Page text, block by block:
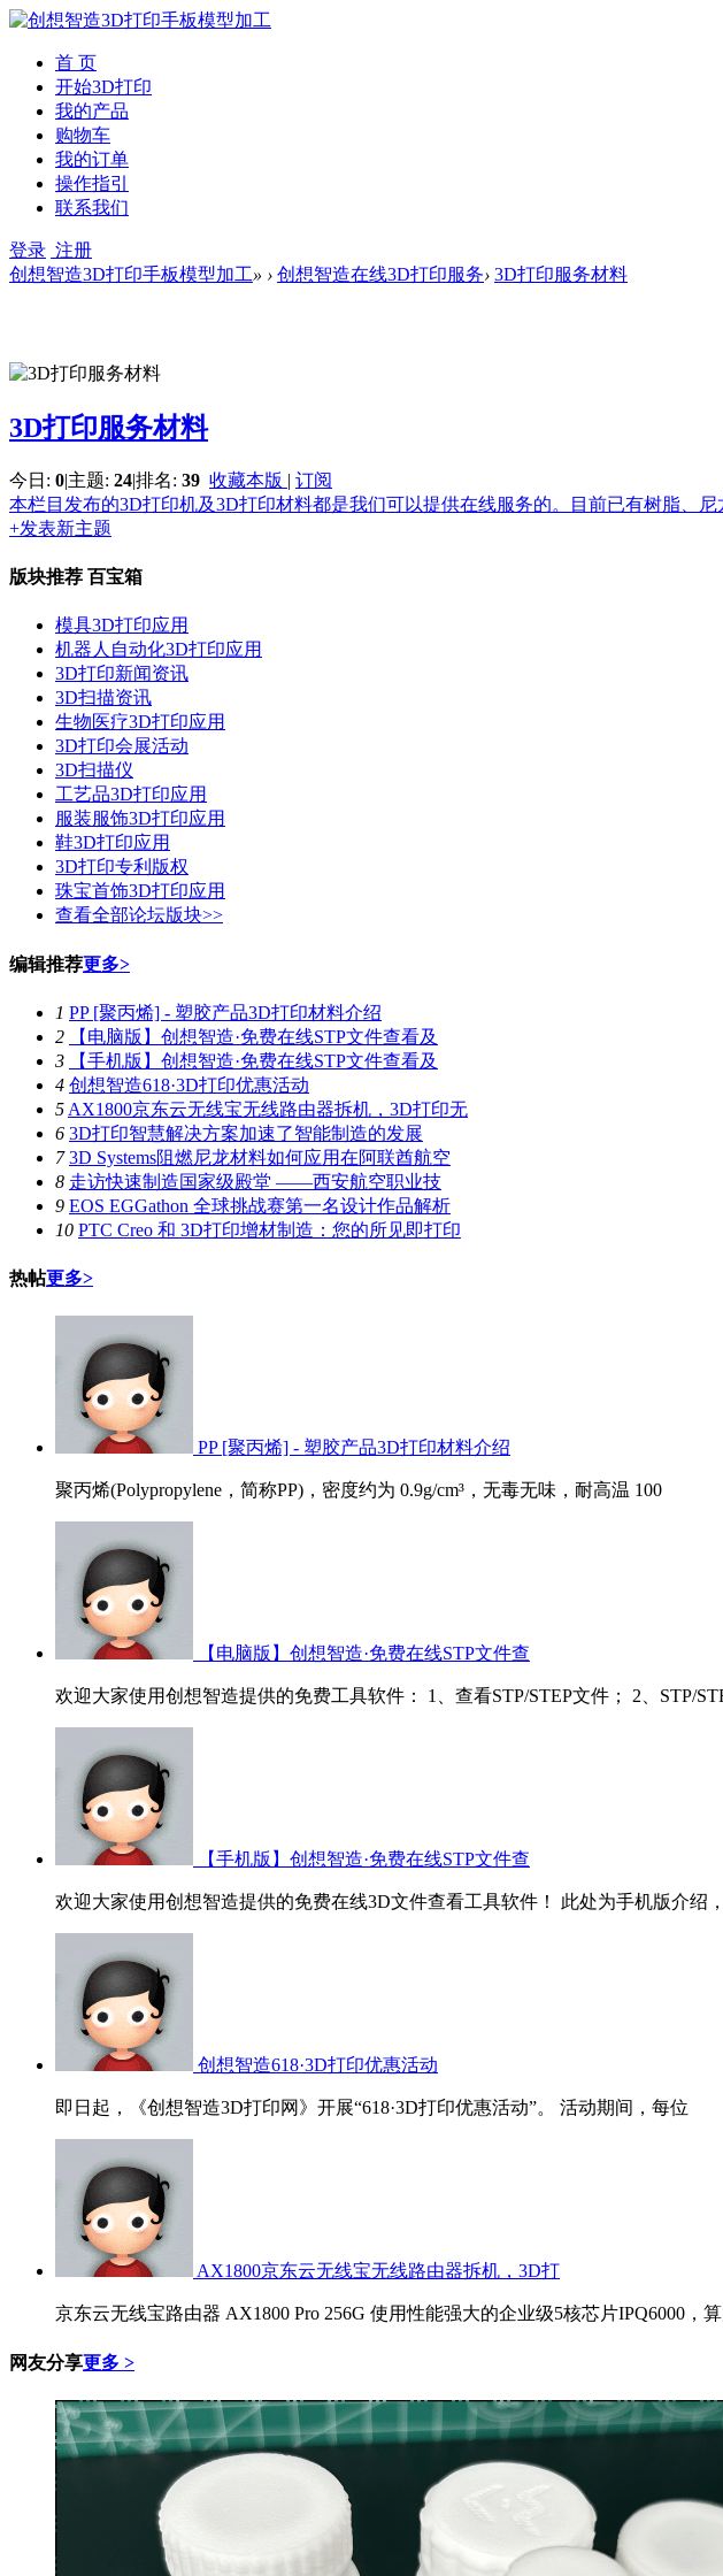
首 页
开始3D打印
我的产品
购物车
我的订单
操作指引
联系我们
登录 注册
创想智造3D打印手板模型加工» › 创想智造在线3D打印服务› 3D打印服务材料
3D打印服务材料
今日: 0|主题: 24|排名: 39 收藏本版 | 订阅
本栏目发布的3D打印机及3D打印材料都是我们可以提供在线服务的。目前已有树脂、
+发表新主题
版块推荐 百宝箱
模具3D打印应用
机器人自动化3D打印应用
3D打印新闻资讯
3D扫描资讯
生物医疗3D打印应用
3D打印会展活动
3D扫描仪
工艺品3D打印应用
服装服饰3D打印应用
鞋3D打印应用
3D打印专利版权
珠宝首饰3D打印应用
查看全部论坛版块>>
编辑推荐更多>
1 PP [聚丙烯] - 塑胶产品3D打印材料介绍
2
【电脑版】创想智造·免费在线STP文件查看及
3
【手机版】创想智造·免费在线STP文件查看及
4 创想智造618·3D打印优惠活动
5 AX1800京东云无线宝无线路由器拆机，3D打印无
6 3D打印智慧解决方案加速了智能制造的发展
7 3D Systems阻燃尼龙材料如何应用在阿联酋航空
8 走访快速制造国家级殿堂 ——西安航空职业技
9 EOS EGGathon 全球挑战赛第一名设计作品解析
10 PTC Creo 和 3D打印增材制造：您的所见即打印
热帖更多>
PP [聚丙烯] - 塑胶产品3D打印材料介绍
聚丙烯(Polypropylene，简称PP)，密度约为 0.9g/cm³，无毒无味，耐高温 100
【电脑版】创想智造·免费在线STP文件查
欢迎大家使用创想智造提供的免费工具软件： 1、查看STP/STEP文件； 2、STP/
【手机版】创想智造·免费在线STP文件查
欢迎大家使用创想智造提供的免费在线3D文件查看工具软件！ 此处为手机版介绍，
创想智造618·3D打印优惠活动
即日起，《创想智造3D打印网》开展“618·3D打印优惠活动”。 活动期间，每位
AX1800京东云无线宝无线路由器拆机，3D打
京东云无线宝路由器 AX1800 Pro 256G 使用性能强大的企业级5核芯片IPQ6000，
网友分享更多 >